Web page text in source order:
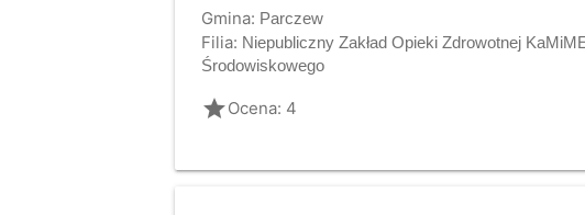
Gmina: Parczew
Filia: Niepubliczny Zakład Opieki Zdrowotnej
Środowiskowego
gradeOcena: 4